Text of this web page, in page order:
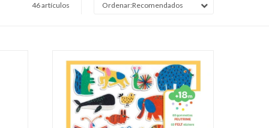
46 artículos Recomendados